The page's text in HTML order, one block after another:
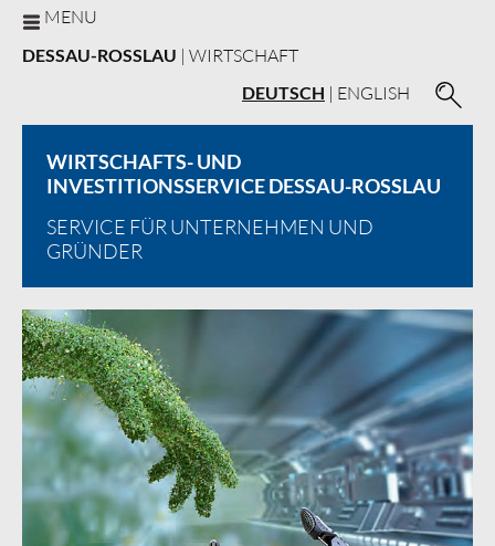
MENU
DESSAU-ROSSLAU | WIRTSCHAFT
DEUTSCH | ENGLISH
WIRTSCHAFTS- UND
INVESTITIONSSERVICE DESSAU-ROSSLAU
SERVICE FÜR UNTERNEHMEN UND
GRÜNDER